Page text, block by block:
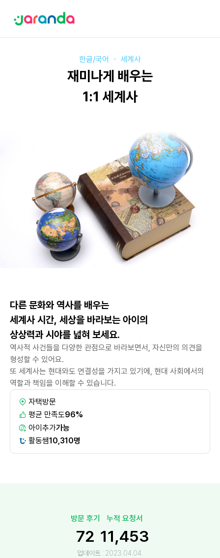
한글/국어 ・ 세계사
재미나게 배우는
1:1 세계사
다른 문화와 역사를 배우는
세계사 시간, 세상을 바라보는 아이의
상상력과 시야를 넓혀 보세요.
역사적 사건들을 다양한 관점으로 바라보면서, 자신만의 의견을
형성할 수 있어요.
또 세계사는 현대와도 연결성을 가지고 있기에, 현대 사회에서의
역할과 책임을 이해할 수 있습니다.
자택방문
평균 만족도96%
아이추가가능
활동쌤10,310명
방문 후기
72
누적 요청서
11,453
업데이트 : 2023.04.04.